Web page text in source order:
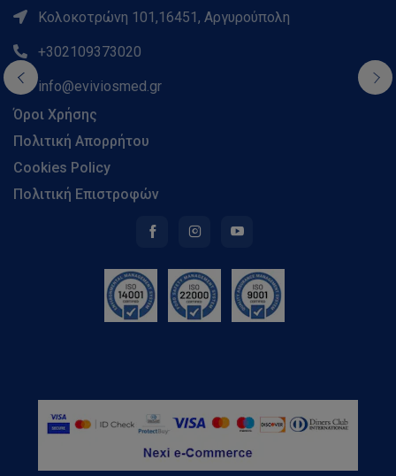
Κολοκοτρώνη 101,16451, Αργυρούπολη
+302109373020
info@eviviosmed.gr
Όροι Χρήσης
Πολιτική Απορρήτου
Cookies Policy
Πολιτική Επιστροφών